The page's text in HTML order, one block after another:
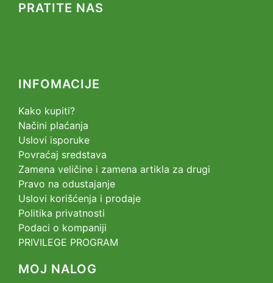
PRATITE NAS
INFOMACIJE
Kako kupiti?
Načini plaćanja
Uslovi isporuke
Povraćaj sredstava
Zamena veličine i zamena artikla za drugi
Pravo na odustajanje
Uslovi korišćenja i prodaje
Politika privatnosti
Podaci o kompaniji
PRIVILEGE PROGRAM
MOJ NALOG